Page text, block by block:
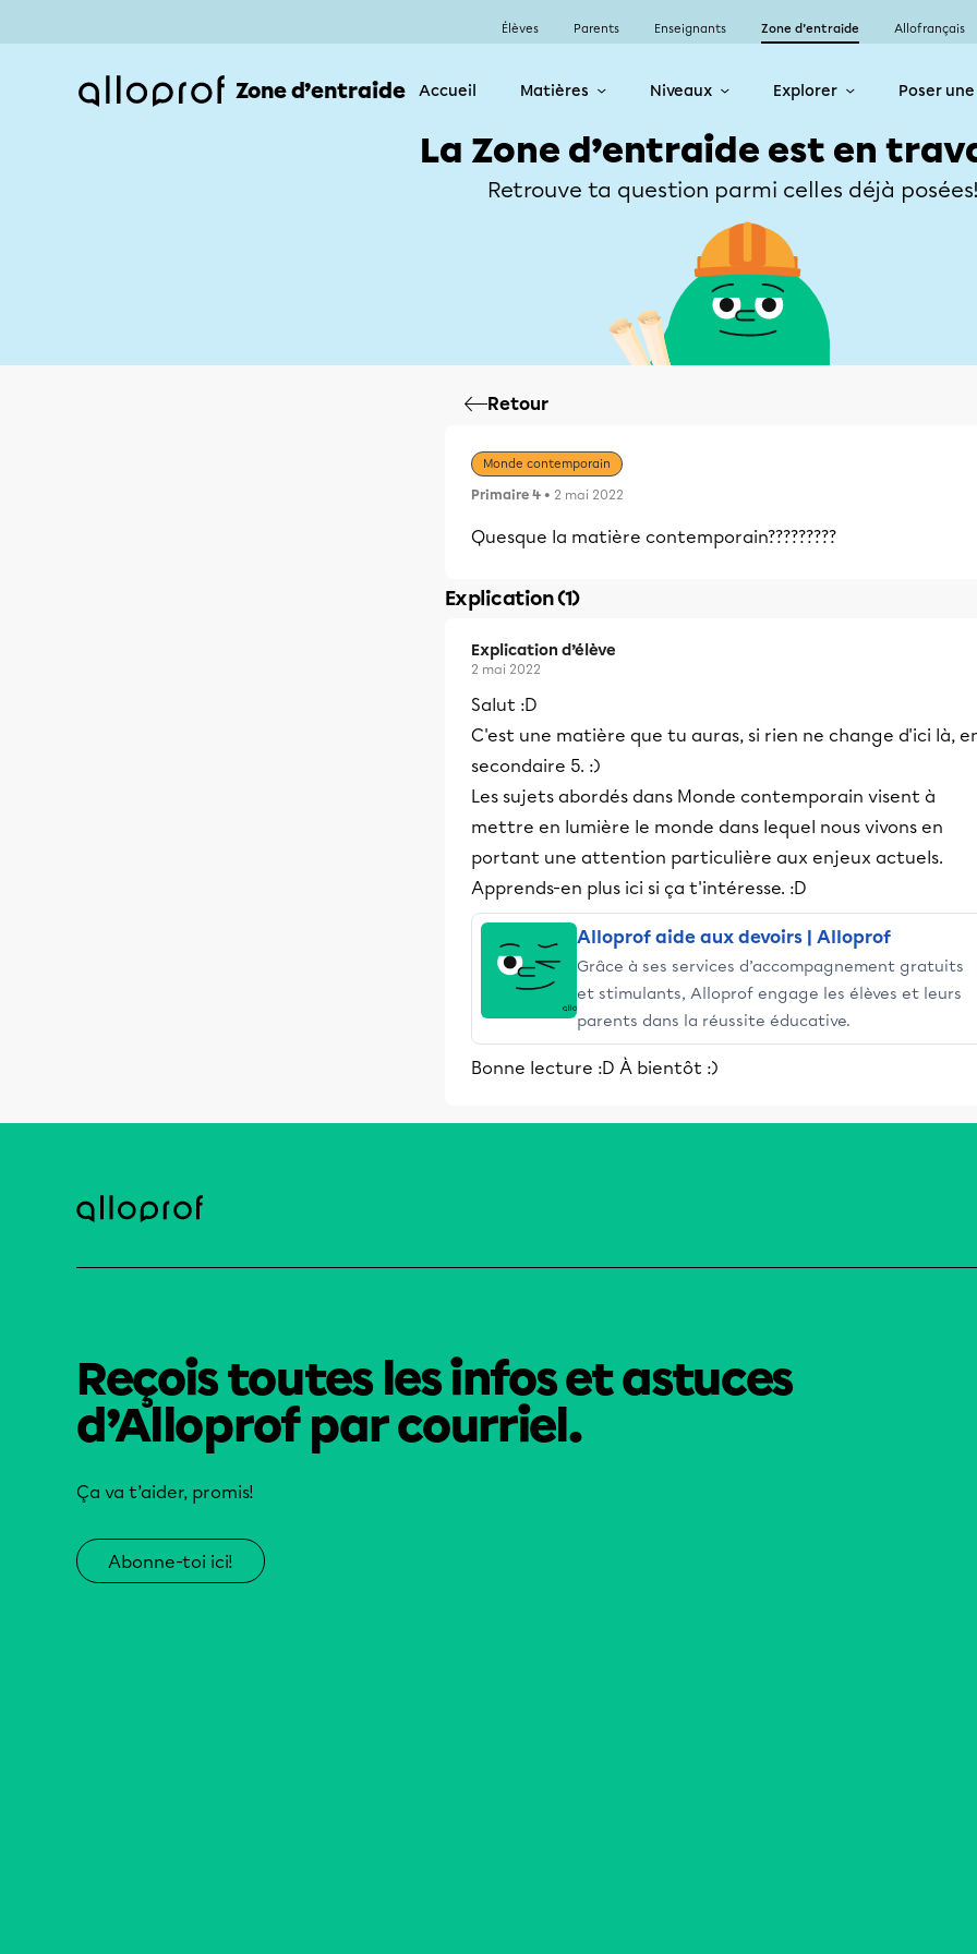
Élèves Parents Enseignants Zone d’entraide Allofrançais
Zone d’entraide Accueil Matières Niveaux Explorer Poser
La Zone d’entraide est en
Retrouve ta question parmi celles déjà
Retour
Monde contemporain
Primaire 4 • 2 mai 2022
Quesque la matière contemporain?????????
Explication (1)
Explication d’élève
2 mai 2022
Salut :D
C'est une matière que tu auras, si rien ne change d'ici là,
secondaire 5. :)
Les sujets abordés dans Monde contemporain visent à
mettre en lumière le monde dans lequel nous vivons en
portant une attention particulière aux enjeux actuels.
Apprends-en plus ici si ça t'intéresse. :D
Alloprof aide aux devoirs | Alloprof
Grâce à ses services d’accompagnement gratuits
et stimulants, Alloprof engage les élèves et leurs
parents dans la réussite éducative.
Bonne lecture :D À bientôt :)
Reçois toutes les infos et astuces
d’Alloprof par courriel.
Ça va t’aider, promis!
Abonne-toi ici!